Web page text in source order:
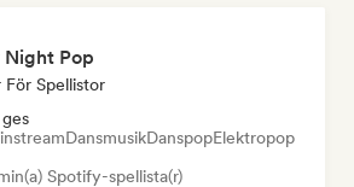
Night Pop
För Spellistor
DansmusikDanspopElektropop
Spotify-spellista(r)